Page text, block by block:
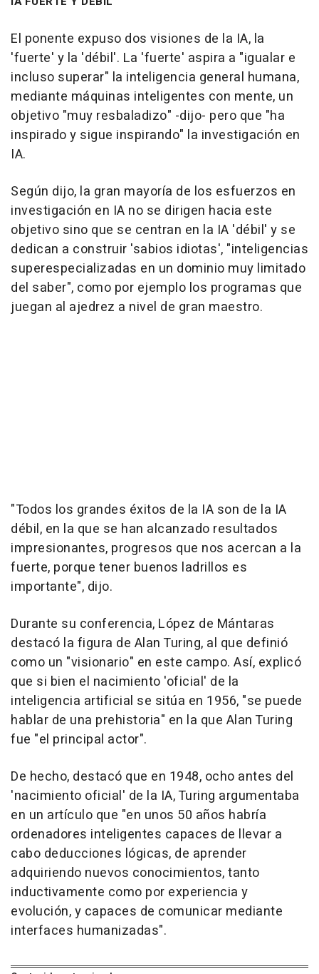
El ponente expuso dos visiones de la IA, la
'fuerte' y la 'débil'. La 'fuerte' aspira a "igualar e
incluso superar" la inteligencia general humana,
mediante máquinas inteligentes con mente, un
objetivo "muy resbaladizo" -dijo- pero que "ha
inspirado y sigue inspirando" la investigación en
IA.
Según dijo, la gran mayoría de los esfuerzos en
investigación en IA no se dirigen hacia este
objetivo sino que se centran en la IA 'débil' y se
dedican a construir 'sabios idiotas', "inteligencias
superespecializadas en un dominio muy limitado
del saber", como por ejemplo los programas que
juegan al ajedrez a nivel de gran maestro.
"Todos los grandes éxitos de la IA son de la IA
débil, en la que se han alcanzado resultados
impresionantes, progresos que nos acercan a la
fuerte, porque tener buenos ladrillos es
importante", dijo.
Durante su conferencia, López de Mántaras
destacó la figura de Alan Turing, al que definió
como un "visionario" en este campo. Así, explicó
que si bien el nacimiento 'oficial' de la
inteligencia artificial se sitúa en 1956, "se puede
hablar de una prehistoria" en la que Alan Turing
fue "el principal actor".
De hecho, destacó que en 1948, ocho antes del
'nacimiento oficial' de la IA, Turing argumentaba
en un artículo que "en unos 50 años habría
ordenadores inteligentes capaces de llevar a
cabo deducciones lógicas, de aprender
adquiriendo nuevos conocimientos, tanto
inductivamente como por experiencia y
evolución, y capaces de comunicar mediante
interfaces humanizadas".